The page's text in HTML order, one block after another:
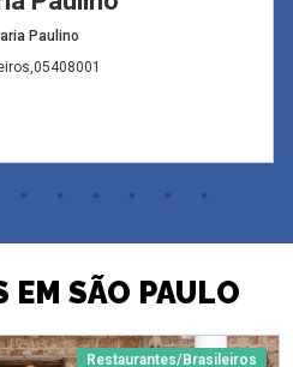
Paulino
EM SÃO PAULO
Restaurantes/Brasileiros